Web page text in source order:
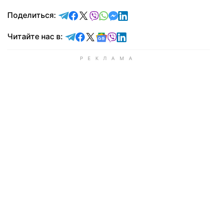
Поделиться: отправить в Telegram
поделиться в Facebook
поделиться в X
отправить в Viber
отправить в Whatsapp
отправить в Messenger
отправить в LinkedIn
Читайте нас в: Читайте в Telegram
Читайте в Facebook
Читайте в X
Читайте в Google news
Читайте в Viber
Читайте в LinkedIn